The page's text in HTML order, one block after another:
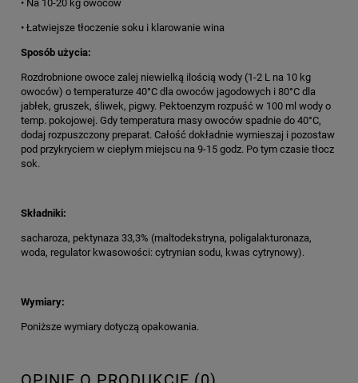
• Na 10-20 kg owoców
• Łatwiejsze tłoczenie soku i klarowanie wina
Sposób użycia:
Rozdrobnione owoce zalej niewielką ilością wody (1-2 L na 10 kg
owoców) o temperaturze 40°C dla owoców jagodowych i 80°C dla
jabłek, gruszek, śliwek, pigwy. Pektoenzym rozpuść w 100 ml wody o
temp. pokojowej. Gdy temperatura masy owoców spadnie do 40°C,
dodaj rozpuszczony preparat. Całość dokładnie wymieszaj i pozostaw
pod przykryciem w ciepłym miejscu na 9-15 godz. Po tym czasie tłocz
sok.
Składniki:
sacharoza, pektynaza 33,3% (maltodekstryna, poligalakturonaza,
woda, regulator kwasowości: cytrynian sodu, kwas cytrynowy).
Wymiary:
Poniższe wymiary dotyczą opakowania.